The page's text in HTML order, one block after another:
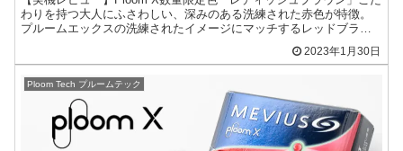
わりを持つ大人にふさわしい、深みのある洗練された赤色が特徴。
プルームエックスの洗練されたイメージにマッチするレッドブラウ
2023年1月30日
Ploom Tech プルームテック